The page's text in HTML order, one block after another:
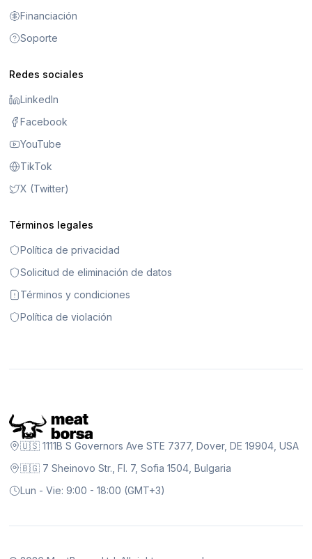
Financiación
Soporte
Redes sociales
LinkedIn
Facebook
YouTube
TikTok
X (Twitter)
Términos legales
Política de privacidad
Solicitud de eliminación de datos
Términos y condiciones
Política de violación
🇺🇸 1111B S Governors Ave STE 7377, Dover, DE 19904, USA
🇧🇬 7 Sheinovo Str., Fl. 7, Sofia 1504, Bulgaria
Lun - Vie: 9:00 - 18:00 (GMT+3)